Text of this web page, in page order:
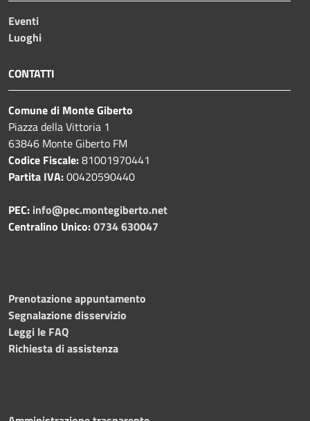
Eventi
Luoghi
CONTATTI
Comune di Monte Giberto
Piazza della Vittoria 1
63846 Monte Giberto FM
Codice Fiscale:81001970441
Partita IVA:00420590440
PEC: info@pec.montegiberto.net
Centralino Unico:0734 630047
Prenotazione appuntamento
Segnalazione disservizio
Leggi le FAQ
Richiesta di assistenza